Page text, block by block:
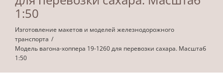
1:50
Изготовление макетов и моделей железнодорожного
транспорта
Модель вагона-хоппера 19-1260 для перевозки сахара. Масштаб
1:50